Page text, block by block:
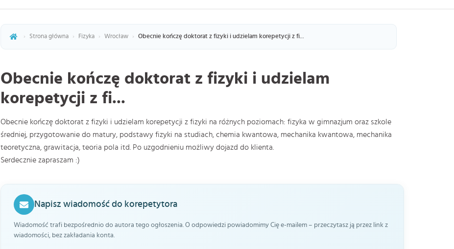
› Strona główna › Fizyka › Wrocław › Obecnie kończę doktorat z fizyki i udzielam korepetycji z fi...
Obecnie kończę doktorat z fizyki i udzielam
korepetycji z fi...
Obecnie kończę doktorat z fizyki i udzielam korepetycji z fizyki na różnych poziomach: fizyka w gimnazjum oraz szkole
średniej, przygotowanie do matury, podstawy fizyki na studiach, chemia kwantowa, mechanika kwantowa, mechanika
teoretyczna, grawitacja, teoria pola itd. Po uzgodnieniu możliwy dojazd do klienta.
Serdecznie zapraszam :)
Napisz wiadomość do korepetytora
Wiadomość trafi bezpośrednio do autora tego ogłoszenia. O odpowiedzi powiadomimy Cię e-mailem – przeczytasz ją przez link z
wiadomości, bez zakładania konta.